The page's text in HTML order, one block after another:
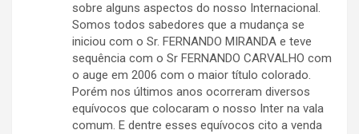
sobre alguns aspectos do nosso Internacional.
Somos todos sabedores que a mudança se
iniciou com o Sr. FERNANDO MIRANDA e teve
sequência com o Sr FERNANDO CARVALHO com
o auge em 2006 com o maior título colorado.
Porém nos últimos anos ocorreram diversos
equívocos que colocaram o nosso Inter na vala
comum. E dentre esses equívocos cito a venda